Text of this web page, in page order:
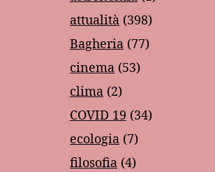
attualità (398)
Bagheria (77)
cinema (53)
clima (2)
COVID 19 (34)
ecologia (7)
filosofia (4)